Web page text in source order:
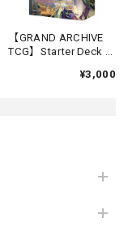
【GRAND ARCHIVE
TCG】Starter Deck -
Ashes】《英語版》
¥3,000